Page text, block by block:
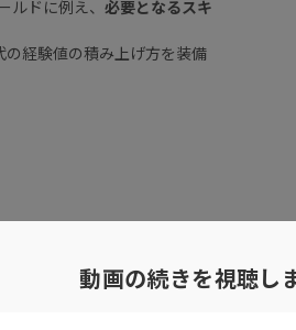
ドに例え、 必要となるスキ
経験値の積み上げ方を装備
れない方
動画の続きを視聴し